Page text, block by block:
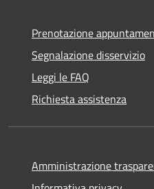
Prenotazione
Segnalazione disservizio
Leggi le FAQ
Richiesta assistenza
Amministrazione